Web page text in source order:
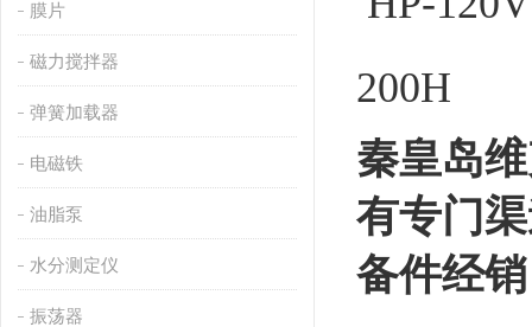
膜片
磁力搅拌器
弹簧加载器
电磁铁
油脂泵
水分测定仪
振荡器
200H
秦皇岛
有专门
备件经